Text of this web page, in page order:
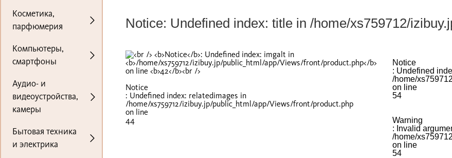
Косметика,
парфюмерия
Компьютеры,
смартфоны
Аудио- и
видеоустройства,
камеры
Бытовая техника
и электрика
Notice: Undefined index: title in /home/xs759712/
Notice
: Undefined index: relatedimages in
/home/xs759712/izibuy.jp/public_html/app/Views/front/product.php
on line
44
Notice
: Undefined
/home/
on line
54
Warning
: Invalid
/home/
on line
54